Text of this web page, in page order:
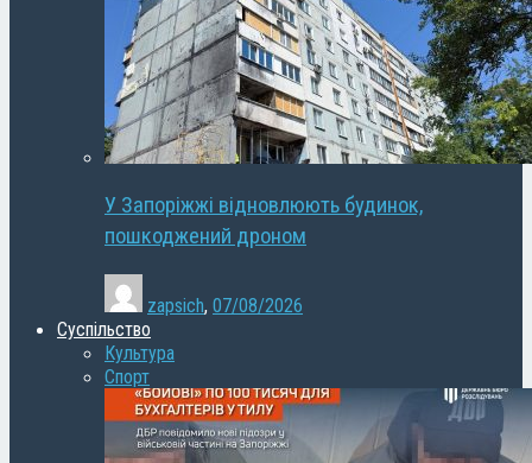
У Запоріжжі відновлюють будинок,
пошкоджений дроном
zapsich, 07/08/2026
Суспільство
Культура
Спорт